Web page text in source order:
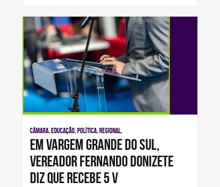
Câmara, Educação, Política, Regional,
Em Vargem Grande do Sul,
vereador Fernando Donizete
diz que recebe 5 v